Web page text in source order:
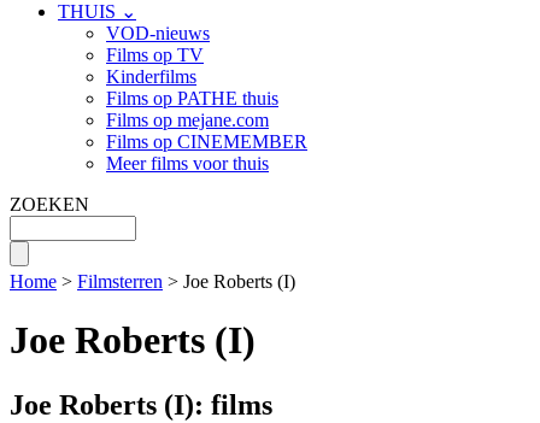
THUIS ⌄
VOD-nieuws
Films op TV
Kinderfilms
Films op PATHE thuis
Films op mejane.com
Films op CINEMEMBER
Meer films voor thuis
ZOEKEN
Home > Filmsterren > Joe Roberts (I)
Joe Roberts (I)
Joe Roberts (I): films